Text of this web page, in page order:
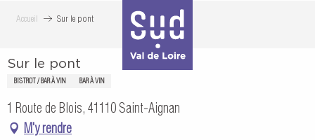
principal
Accueil Sur le pont
Sur le pont
BISTROT / BAR À VIN BAR À VIN
1 Route de Blois, 41110 Saint-Aignan
M'y rendre